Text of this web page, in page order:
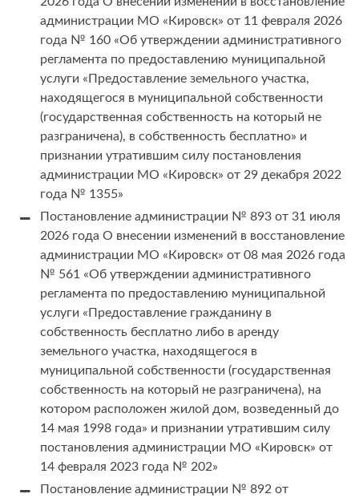
администрации МО «Кировск» от 11 февраля 2026
года № 160 «Об утверждении административного
регламента по предоставлению муниципальной
услуги «Предоставление земельного участка,
находящегося в муниципальной собственности
(государственная собственность на который не
разграничена), в собственность бесплатно» и
признании утратившим силу постановления
администрации МО «Кировск» от 29 декабря 2022
года № 1355»
Постановление администрации № 893 от 31 июля
2026 года О внесении изменений в восстановление
администрации МО «Кировск» от 08 мая 2026 года
№ 561 «Об утверждении административного
регламента по предоставлению муниципальной
услуги «Предоставление гражданину в
собственность бесплатно либо в аренду
земельного участка, находящегося в
муниципальной собственности (государственная
собственность на который не разграничена), на
котором расположен жилой дом, возведенный до
14 мая 1998 года» и признании утратившим силу
постановления администрации МО «Кировск» от
14 февраля 2023 года № 202»
Постановление администрации № 892 от